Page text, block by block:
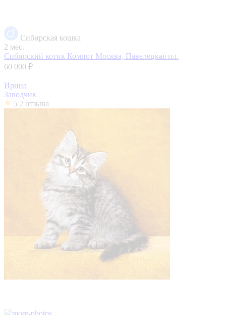
Сибирская кошка
2 мес.
Сибирский котик Компот Москва, Павелецкая пл.
60 000 ₽
Ирина
Заводчик
5 2 отзыва